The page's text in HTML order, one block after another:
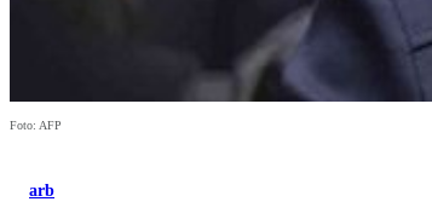
Foto: AFP
arb